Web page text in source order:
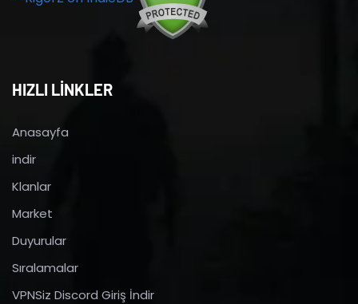
HIZLI LİNKLER
Anasayfa
indir
Klanlar
Market
Duyurular
Sıralamalar
VPNSiz Discord Giriş İndir